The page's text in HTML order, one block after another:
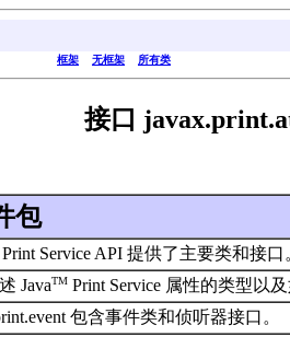
框架 无框架 所有类
接口
包
Print Service API 提供了主要类和接口
JavaTM Print Service 属性的类型以
包含事件类和侦听器接口。